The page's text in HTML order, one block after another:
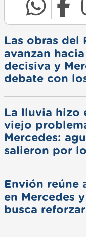
Las obras del
avanzan
decisiva y
debate con
La lluvia hizo
viejo
Mercedes:
salieron por
Envión reúne
en Mercedes
busca